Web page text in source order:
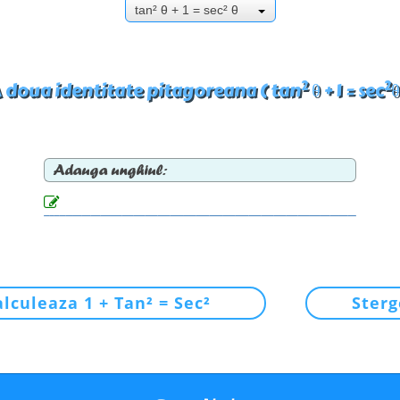
tan² θ + 1 = sec² θ
doua identitate pitagoreana ( tan2θ + 1 = sec2
Adauga unghiul:
1 + Tan² = Sec²